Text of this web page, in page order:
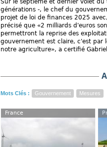
Sur le septième et dernier volet
générations -, le chef du
projet de loi de finances 2025
précisé que «2 milliards d'euros
permettront la reprise des
gouvernement est claire, c'est par
notre agriculture», a certifié
Mots Clés : Gouvernement Mesures
France